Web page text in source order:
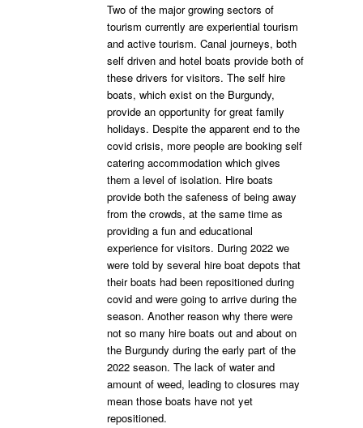
Two of the major growing sectors of
tourism currently are experiential tourism
and active tourism. Canal journeys, both
self driven and hotel boats provide both of
these drivers for visitors. The self hire
boats, which exist on the Burgundy,
provide an opportunity for great family
holidays. Despite the apparent end to the
covid crisis, more people are booking self
catering accommodation which gives
them a level of isolation. Hire boats
provide both the safeness of being away
from the crowds, at the same time as
providing a fun and educational
experience for visitors. During 2022 we
were told by several hire boat depots that
their boats had been repositioned during
covid and were going to arrive during the
season. Another reason why there were
not so many hire boats out and about on
the Burgundy during the early part of the
2022 season. The lack of water and
amount of weed, leading to closures may
mean those boats have not yet
repositioned.